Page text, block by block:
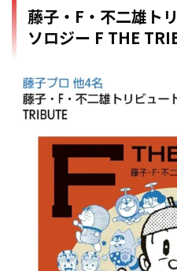
藤子・F・不二雄ト
ソロジー F THE